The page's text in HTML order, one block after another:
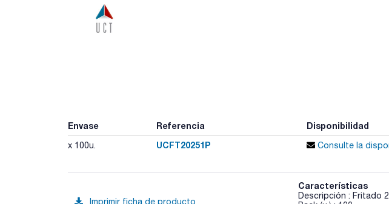
Envase Referencia Disponibilidad
x 100u. UCFT20251P Consulte la
Imprimir ficha de producto
Características
Descripción : Fritado